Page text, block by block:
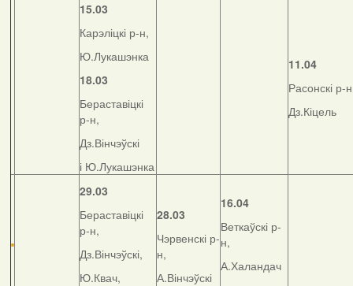
15.03
Карэліцкі р-н,
Ю.Лукашэнка
18.03
Бераставіцкі
р-н,
Дз.Вінчэўскі
і Ю.Лукашэнка
11.04
Расонскі р-
Дз.Кіцель
29.03
Бераставіцкі
р-н,
Дз.Вінчэўскі,
Ю.Квач,
28.03
Чэрвенскі р-
н,
А.Вінчэўскі
16.04
Веткаўскі р-
н,
А.Халандач